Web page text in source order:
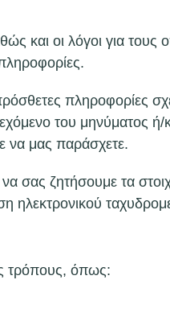
και οι λόγοι για τους
πληροφορίες
του μηνύματος
να μας παράσχετε.
σας ζητήσουμε τα
ηλεκτρονικού
τρόπους, όπως: